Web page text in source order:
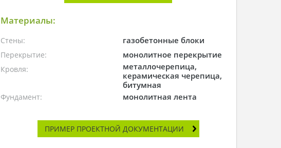
Материалы:
Стены: газобетонные блоки
Перекрытие: монолитное перекрытие
Кровля:
металлочерепица,
керамическая черепица,
битумная
Фундамент: монолитная лента
ПРИМЕР ПРОЕКТНОЙ ДОКУМЕНТАЦИИ